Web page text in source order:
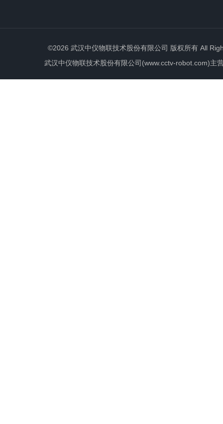
©2026 武汉中仪物联技术股份有限公司 版权所有 All
武汉中仪物联技术股份有限公司(www.cctv-robot.com)主